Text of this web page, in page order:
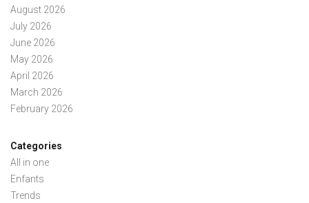
August 2026
July 2026
June 2026
May 2026
April 2026
March 2026
February 2026
Categories
All in one
Enfants
Trends